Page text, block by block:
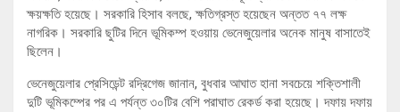
ক্ষয়ক্ষতি হয়েছে। সরকারি হিসাব বলছে, ক্ষতিগ্রস্ত হয়েছেন অন্তত ৭৭ লক্ষ
নাগরিক। সরকারি ছুটির দিনে ভূমিকম্প হওয়ায় ভেনেজুয়েলার অনেক মানুষ বাসাতেই
ছিলেন।
ভেনেজুয়েলার প্রেসিডেন্ট রদ্রিগেজ জানান, বুধবার আঘাত হানা সবচেয়ে শক্তিশালী
দুটি ভূমিকম্পের পর এ পর্যন্ত ৩০টির বেশি পরাঘাত রেকর্ড করা হয়েছে। দফায় দফায়